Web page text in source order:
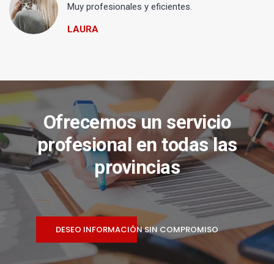
Muy profesionales y eficientes.
LAURA
Ofrecemos un servicio
profesional en todas las
provincias
DESEO INFORMACIÓN SIN COMPROMISO